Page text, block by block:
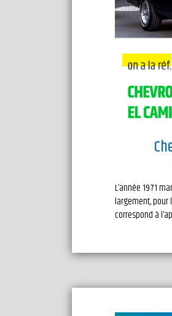
L’année 1971
largement, pour
correspond à